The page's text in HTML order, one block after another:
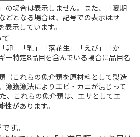
の場合は表示しません。また、「夏期
どとなる場合は、記号での表示はせ
示しています。
卵」「乳」「落花生」「えび」「か
ー特定8品目を含んでいる場合に品目名
（これらの魚介類を原材料として製造
漁獲漁法によりエビ・カニが混じって
、これらの魚介類は、エサとしてエ
があります。
す。